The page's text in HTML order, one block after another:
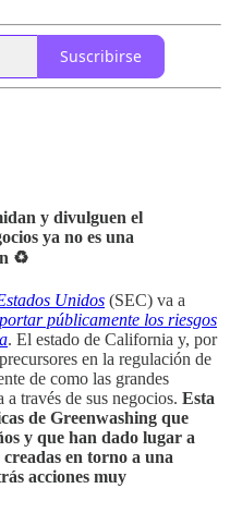
Suscribirse
y divulguen el
ya no es una
♻
Unidos (SEC) va a
públicamente los riesgos
. El estado de California y, por
en la regulación de
de como las grandes
través de sus negocios. Esta
de Greenwashing que
y que han dado lugar a
en torno a una
acciones muy